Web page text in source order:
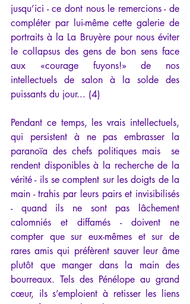
jusqu’ici - ce dont nous le remercions - de
compléter par lui-même cette galerie de
portraits à la La Bruyère pour nous éviter
le collapsus des gens de bon sens face
aux «courage fuyons!» de nos
intellectuels de salon à la solde des
puissants du jour... (4)
Pendant ce temps, les vrais intellectuels,
qui persistent à ne pas embrasser la
paranoïa des chefs politiques mais  se
rendent disponibles à la recherche de la
vérité - ils se comptent sur les doigts de la
main - trahis par leurs pairs et invisibilisés
- quand ils ne sont pas lâchement
calomniés et diffamés - doivent ne
compter que sur eux-mêmes et sur de
rares amis qui préfèrent sauver leur âme
plutôt que manger dans la main des
bourreaux. Tels des Pénélope au grand
cœur, ils s’emploient à retisser les liens